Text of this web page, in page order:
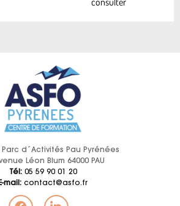
Parc d´Activités Pau Pyrénées
Léon Blum 64000 PAU
Tél:05 59 90 01 20
E-mail: contact@asfo.fr